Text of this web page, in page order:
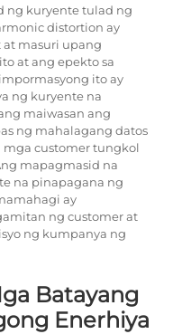
ng kuryente tulad ng
distortion ay
masuri upang
at ang epekto sa
ito ay
ng kuryente na
maiwasan ang
ng mahalagang datos
customer tungkol
mapagmasid na
na pinapagana ng
ay
ng customer at
ng kumpanya ng
Batayang
Enerhiya